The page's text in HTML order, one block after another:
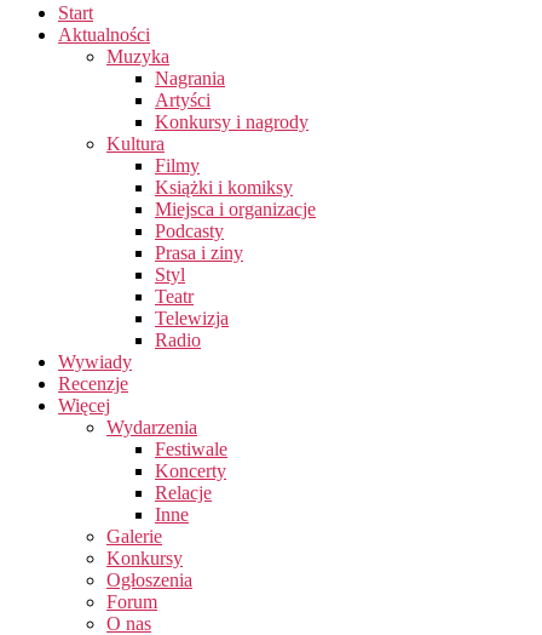
Start
Aktualności
Muzyka
Nagrania
Artyści
Konkursy i nagrody
Kultura
Filmy
Książki i komiksy
Miejsca i organizacje
Podcasty
Prasa i ziny
Styl
Teatr
Telewizja
Radio
Wywiady
Recenzje
Więcej
Wydarzenia
Festiwale
Koncerty
Relacje
Inne
Galerie
Konkursy
Ogłoszenia
Forum
O nas